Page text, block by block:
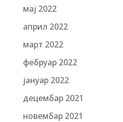
мај 2022
април 2022
март 2022
фебруар 2022
јануар 2022
децембар 2021
новембар 2021